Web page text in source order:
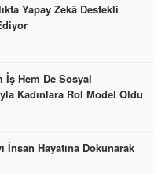
Yapay Zekâ Destekli
İş Hem De Sosyal
Kadınlara Rol Model Oldu
İnsan Hayatına Dokunarak